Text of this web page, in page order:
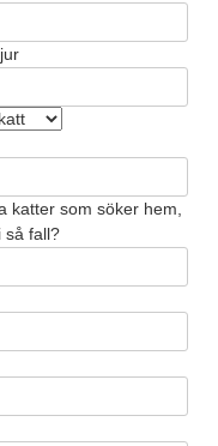
katter som söker hem,
så fall?